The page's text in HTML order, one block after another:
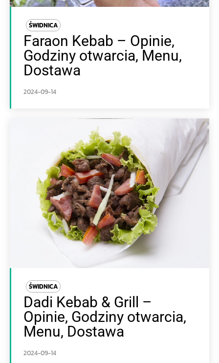
ŚWIDNICA
Faraon Kebab – Opinie,
Godziny otwarcia, Menu,
Dostawa
2024-09-14
ŚWIDNICA
Dadi Kebab & Grill –
Opinie, Godziny otwarcia,
Menu, Dostawa
2024-09-14